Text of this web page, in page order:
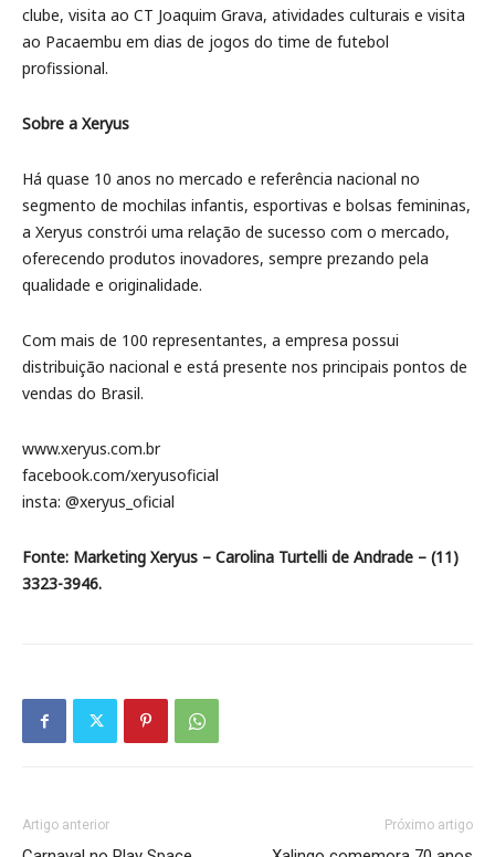
clube, visita ao CT Joaquim Grava, atividades culturais e visita
ao Pacaembu em dias de jogos do time de futebol
profissional.
Sobre a Xeryus
Há quase 10 anos no mercado e referência nacional no
segmento de mochilas infantis, esportivas e bolsas femininas,
a Xeryus constrói uma relação de sucesso com o mercado,
oferecendo produtos inovadores, sempre prezando pela
qualidade e originalidade.
Com mais de 100 representantes, a empresa possui
distribuição nacional e está presente nos principais pontos de
vendas do Brasil.
www.xeryus.com.br
facebook.com/xeryusoficial
insta: @xeryus_oficial
Fonte: Marketing Xeryus – Carolina Turtelli de Andrade – (11)
3323-3946.
Artigo anterior Próximo artigo